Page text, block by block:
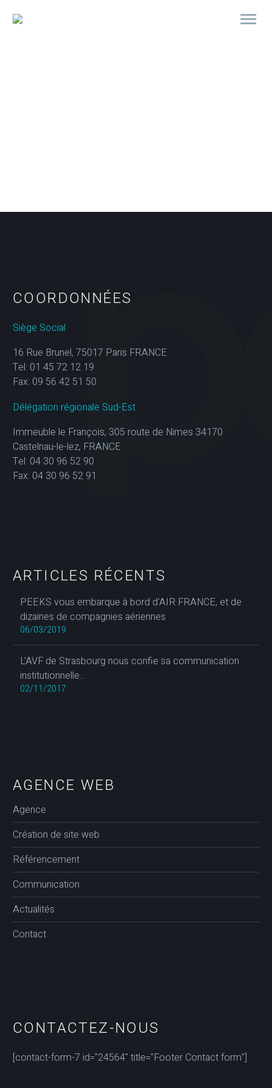
COORDONNÉES
Siège Social
16 Rue Brunel, 75017 Paris FRANCE
Tel: 01 45 72 12 19
Fax: 09 56 42 51 50
Délégation régionale Sud-Est
Immeuble le François, 305 route de Nimes 34170
Castelnau-le-lez, FRANCE
Tel: 04 30 96 52 90
Fax: 04 30 96 52 91
ARTICLES RÉCENTS
PEEKS vous embarque à bord d'AIR FRANCE, et de
dizaines de compagnies aériennes
06/03/2019
L'AVF de Strasbourg nous confie sa communication
institutionnelle...
02/11/2017
AGENCE WEB
Agence
Création de site web
Référencement
Communication
Actualités
Contact
CONTACTEZ-NOUS
[contact-form-7 id="24564" title="Footer Contact form"]